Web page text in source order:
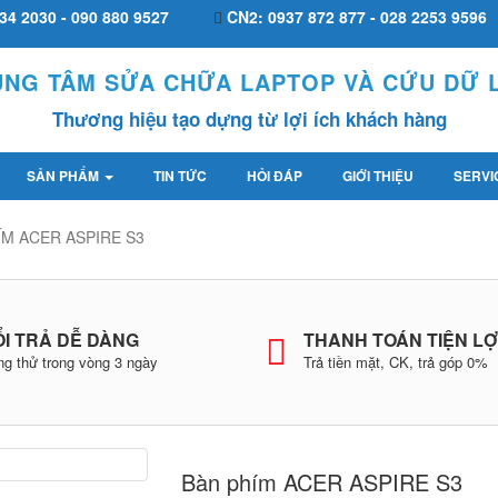
2030 - 090 880 9527 CN2: 0937 872 877 - 028 2253 9596
TÂM SỬA CHỮA LAPTOP VÀ CỨU DỮ
Thương hiệu tạo dựng từ lợi ích khách hàng
SẢN PHẨM TIN TỨC HỎI ĐÁP GIỚI THIỆU
ACER ASPIRE S3
TRẢ DỄ DÀNG
thử trong vòng 3 ngày
THANH TOÁN TIỆN
Trả tiền mặt, CK, trả góp 0%
Bàn phím ACER ASPIRE S3